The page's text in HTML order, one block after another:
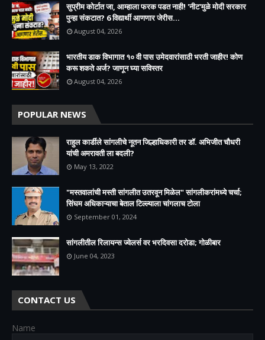
सुप्रीम कोर्टात जा, आम्हाला फरक पडत नाही! 'नीट'मुळे मोदी सरकार
पुन्हा संकटात? 6 विद्यार्थी आणणार जेरीस...
August 04, 2026
भारतीय डाक विभागात १० वी पास उमेदवारांसाठी भरती जाहीर! कोण
करू शकते अर्ज? जाणून घ्या सविस्तर
August 04, 2026
POPULAR NEWS
राहुल कार्डीले सांगलीचे नूतन जिल्हाधिकारी तर डॉ. अभिजीत चौधरी
यांची अमरावती ला बदली?
May 13, 2022
"मस्तवालांची मस्ती सांगलीत उतरवून मिळेल" सांगलीकरांमध्ये चर्चा;
सिंघम अधिकाऱ्याचा बेताल टिल्ल्याला चांगलाच टोला
September 01, 2024
सांगलीतील रिलायन्स ज्वेलर्स वर भरदिवसा दरोडा; गोळीबार
June 04, 2023
CONTACT US
Name